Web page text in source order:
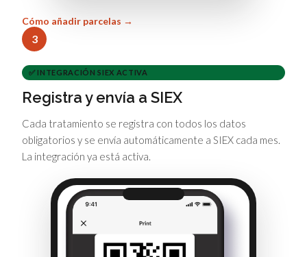
Cómo añadir parcelas →
3
✅ INTEGRACIÓN SIEX ACTIVA
Registra y envía a SIEX
Cada tratamiento se registra con todos los datos
obligatorios y se envía automáticamente a SIEX cada mes.
La integración ya está activa.